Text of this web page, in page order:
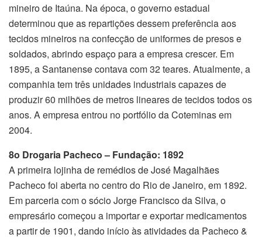
mineiro de Itaúna. Na época, o governo estadual
determinou que as repartições dessem preferência aos
tecidos mineiros na confecção de uniformes de presos e
soldados, abrindo espaço para a empresa crescer. Em
1895, a Santanense contava com 32 teares. Atualmente, a
companhia tem três unidades industriais capazes de
produzir 60 milhões de metros lineares de tecidos todos os
anos. A empresa entrou no portfólio da Coteminas em
2004.
8o Drogaria Pacheco – Fundação: 1892
A primeira lojinha de remédios de José Magalhães
Pacheco foi aberta no centro do Rio de Janeiro, em 1892.
Em parceria com o sócio Jorge Francisco da Silva, o
empresário começou a importar e exportar medicamentos
a partir de 1901, dando início às atividades da Pacheco &